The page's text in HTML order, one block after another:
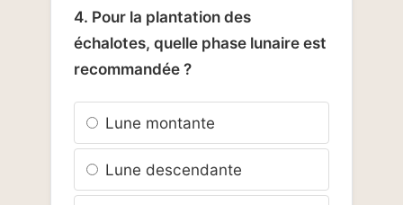
4. Pour la plantation des
échalotes, quelle phase lunaire est
recommandée ?
Lune montante
Lune descendante